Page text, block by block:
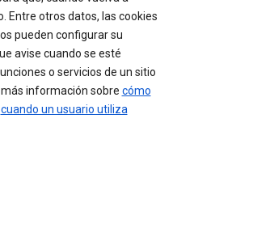
Entre otros datos, las cookies
pueden configurar su
avise cuando se esté
o servicios de un sitio
información sobre cómo
cuando un usuario utiliza